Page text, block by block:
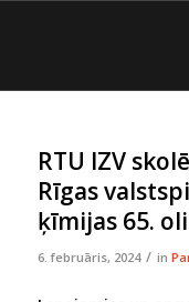
RTU IZV
Rīgas
ķīmijas 65.
6. februāris, 2024 / in